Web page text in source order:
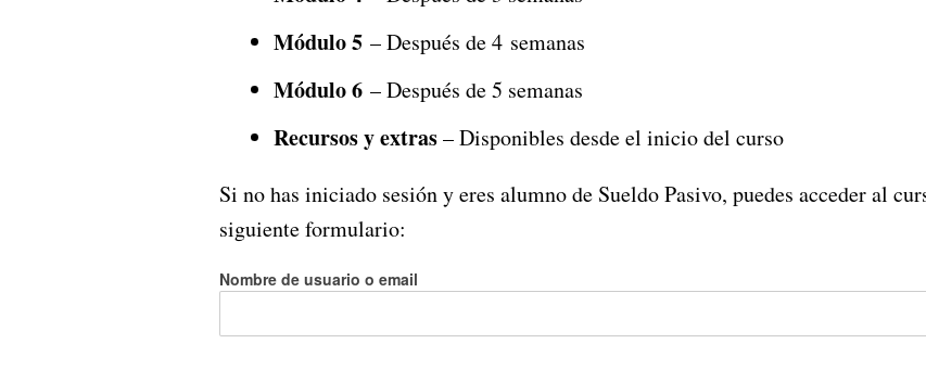
Módulo 5 – Después de 4 semanas
Módulo 6 – Después de 5 semanas
Recursos y extras– Disponibles desde el inicio del curso
Si no has iniciado sesión y eres alumno de Sueldo Pasivo, puedes acceder al
siguiente formulario:
Nombre de usuario o email